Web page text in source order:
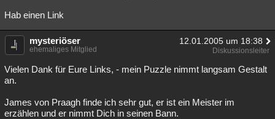
Hab einen Link
mysteriöser 12.01.2005 um 18:38
ehemaliges Mitglied Diskussionsleiter
Vielen Dank für Eure Links, - mein Puzzle nimmt langsam Gestalt
an.
James von Praagh finde ich sehr gut, er ist ein Meister im
erzählen und er nimmt Dich in seinen Bann.